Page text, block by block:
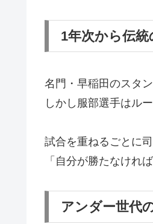
1年次から伝
名門・早稲田のスタ
しかし服部選手はル
試合を重ねるごとに
「自分が勝たなけれ
アンダー世代